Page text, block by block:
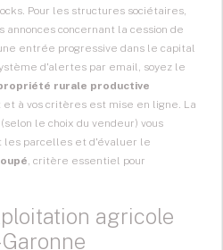
Pour les structures sociétaires,
concernant la cession de
entrée progressive dans le capital
d'alertes par email, soyez le
rurale productive
à vos critères est mise en ligne. La
le choix du vendeur) vous
parcelles et d'évaluer le
, critère essentiel pour
agricole